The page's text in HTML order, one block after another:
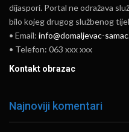
dijaspori. Portal ne odražava
bilo kojeg drugog službenog
• Email: info@domaljevac-
• Telefon: 063 xxx xxx
Kontakt obrazac
Najnoviji komentari